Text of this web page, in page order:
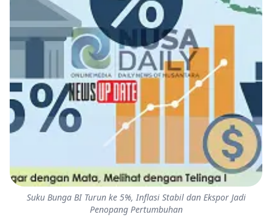
Suku Bunga BI Turun ke 5%, Inflasi Stabil dan Ekspor Jadi
Penopang Pertumbuhan